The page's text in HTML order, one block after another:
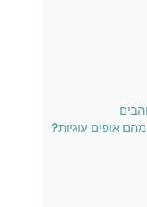
אופים עוגיות?